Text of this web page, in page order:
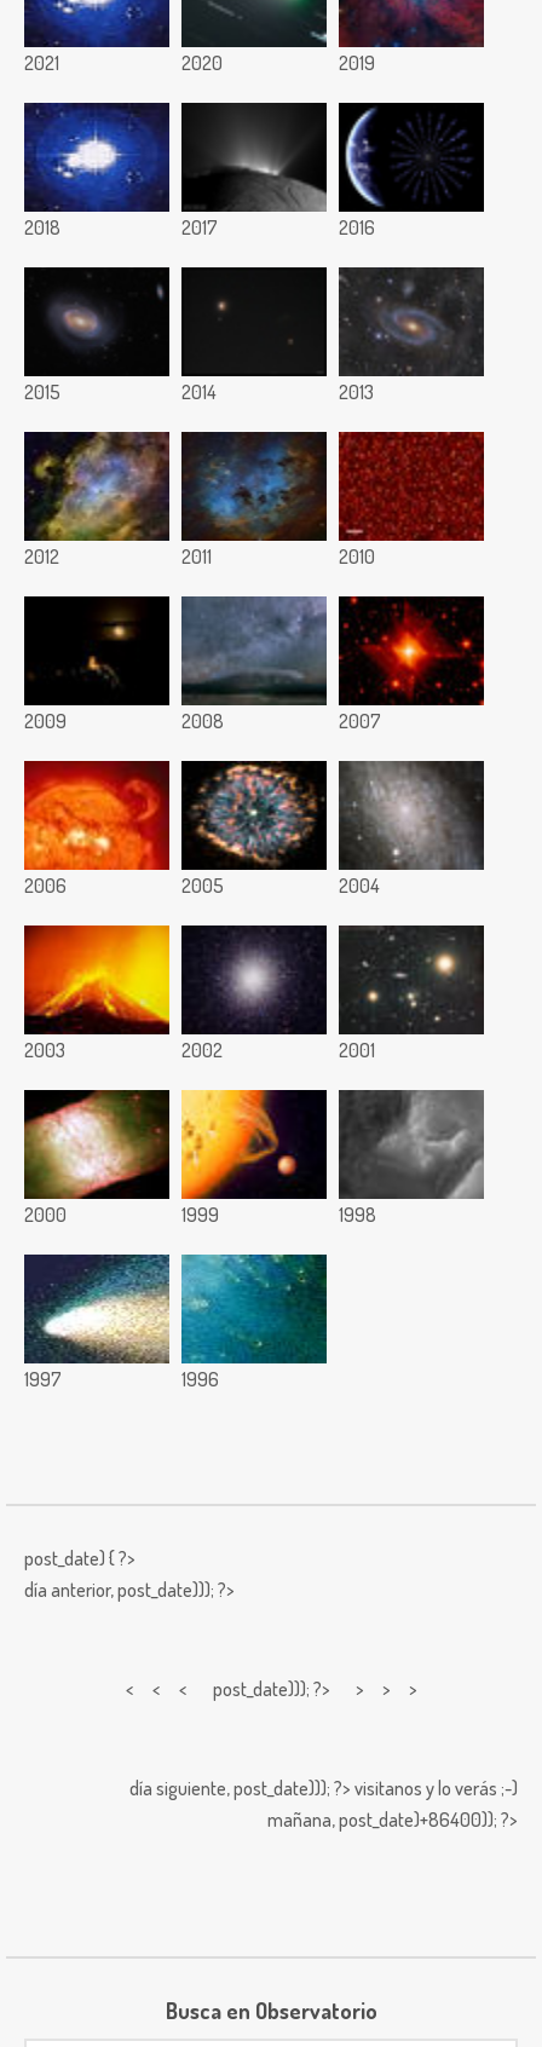
2021 2020 2019
2018 2017 2016
2015 2014 2013
2012 2011 2010
2009 2008 2007
2006 2005 2004
2003 2002 2001
2000 1999 1998
1997 1996
post_date) { ?>
día anterior,post_date))); ?>
< < < post_date))); ?> > > >
día siguiente,post_date))); ?> visitanos y lo verás ;-)
mañana,post_date)+86400)); ?>
Busca en Observatorio